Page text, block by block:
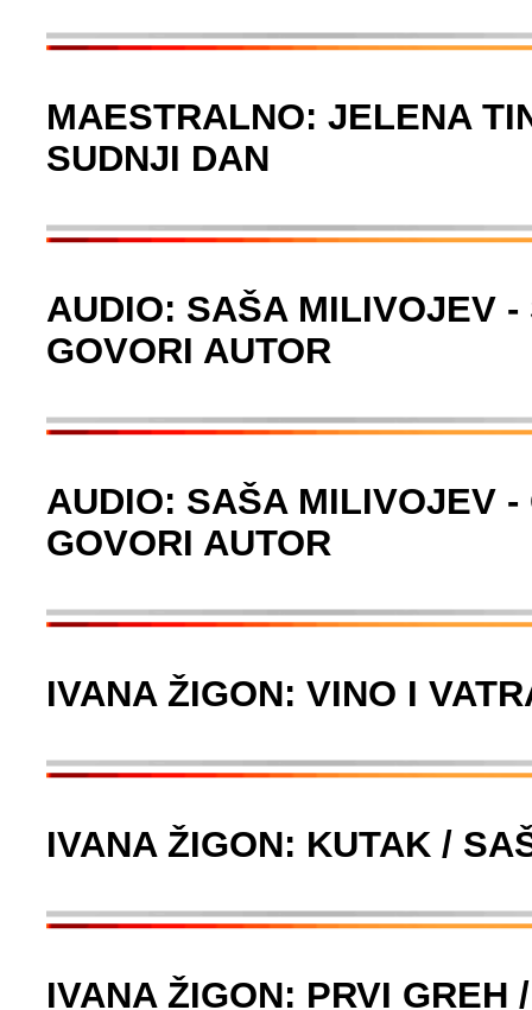
MAESTRALNO: JELENA
SUDNJI DAN
AUDIO: SAŠA MILIVOJEV
GOVORI AUTOR
AUDIO: SAŠA MILIVOJEV
GOVORI AUTOR
IVANA ŽIGON: VINO I
IVANA ŽIGON: KUTAK /
IVANA ŽIGON: PRVI GREH